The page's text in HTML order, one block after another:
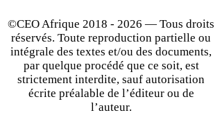
Le Cameroun, un lion qui
©CEO Afrique 2018 - 2026 — Tous droits
réservés. Toute reproduction partielle ou
intégrale des textes et/ou des documents,
par quelque procédé que ce soit, est
strictement interdite, sauf autorisation
écrite préalable de l’éditeur ou de
l’auteur.